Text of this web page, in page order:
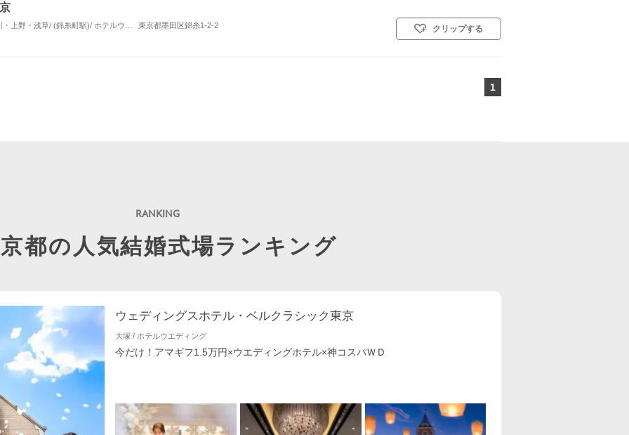
東京都墨田区錦糸1-2-2 クリップする
1
都の人気結婚式場ランキング
ウェディングスホテル・ベルクラシック東京
大塚 / ホテルウエディング
今だけ！アマギフ1.5万円×ウエディングホテル×神コスパＷＤ